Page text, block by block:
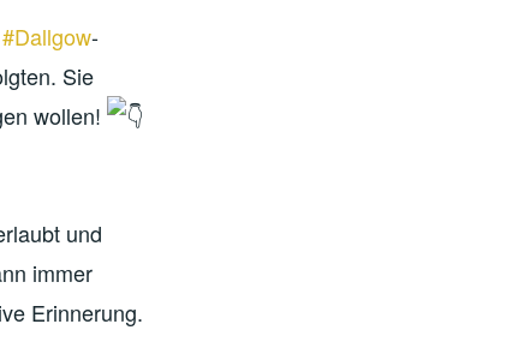
#Dallgow-
Sie
wollen!
und
immer
Erinnerung.